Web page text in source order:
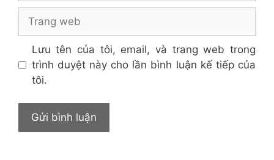
web
Lưu tên của tôi, email, và trang web trong
trình duyệt này cho lần bình luận kế tiếp của
tôi.